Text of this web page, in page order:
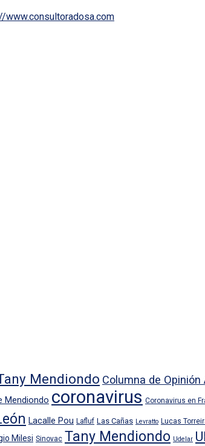
Mendiondo Columna de
Mendiondo coronavirus Coronavirus en
Lacalle Pou Lafluf Las Cañas Levratto Lucas
Milesi Sinovac Tany Mendiondo Udelar